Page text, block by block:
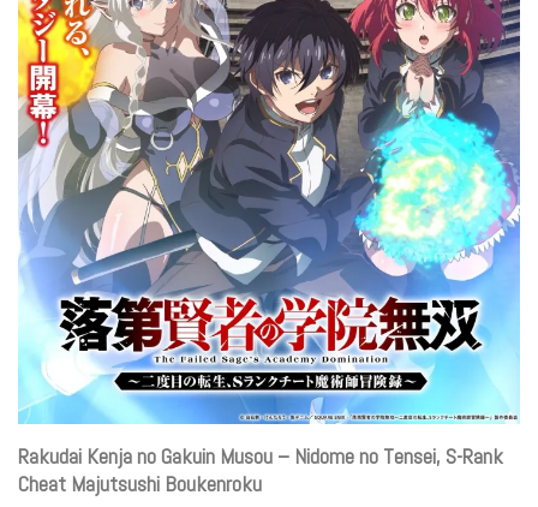
Rakudai Kenja no Gakuin Musou – Nidome no Tensei, S-Rank
Cheat Majutsushi Boukenroku